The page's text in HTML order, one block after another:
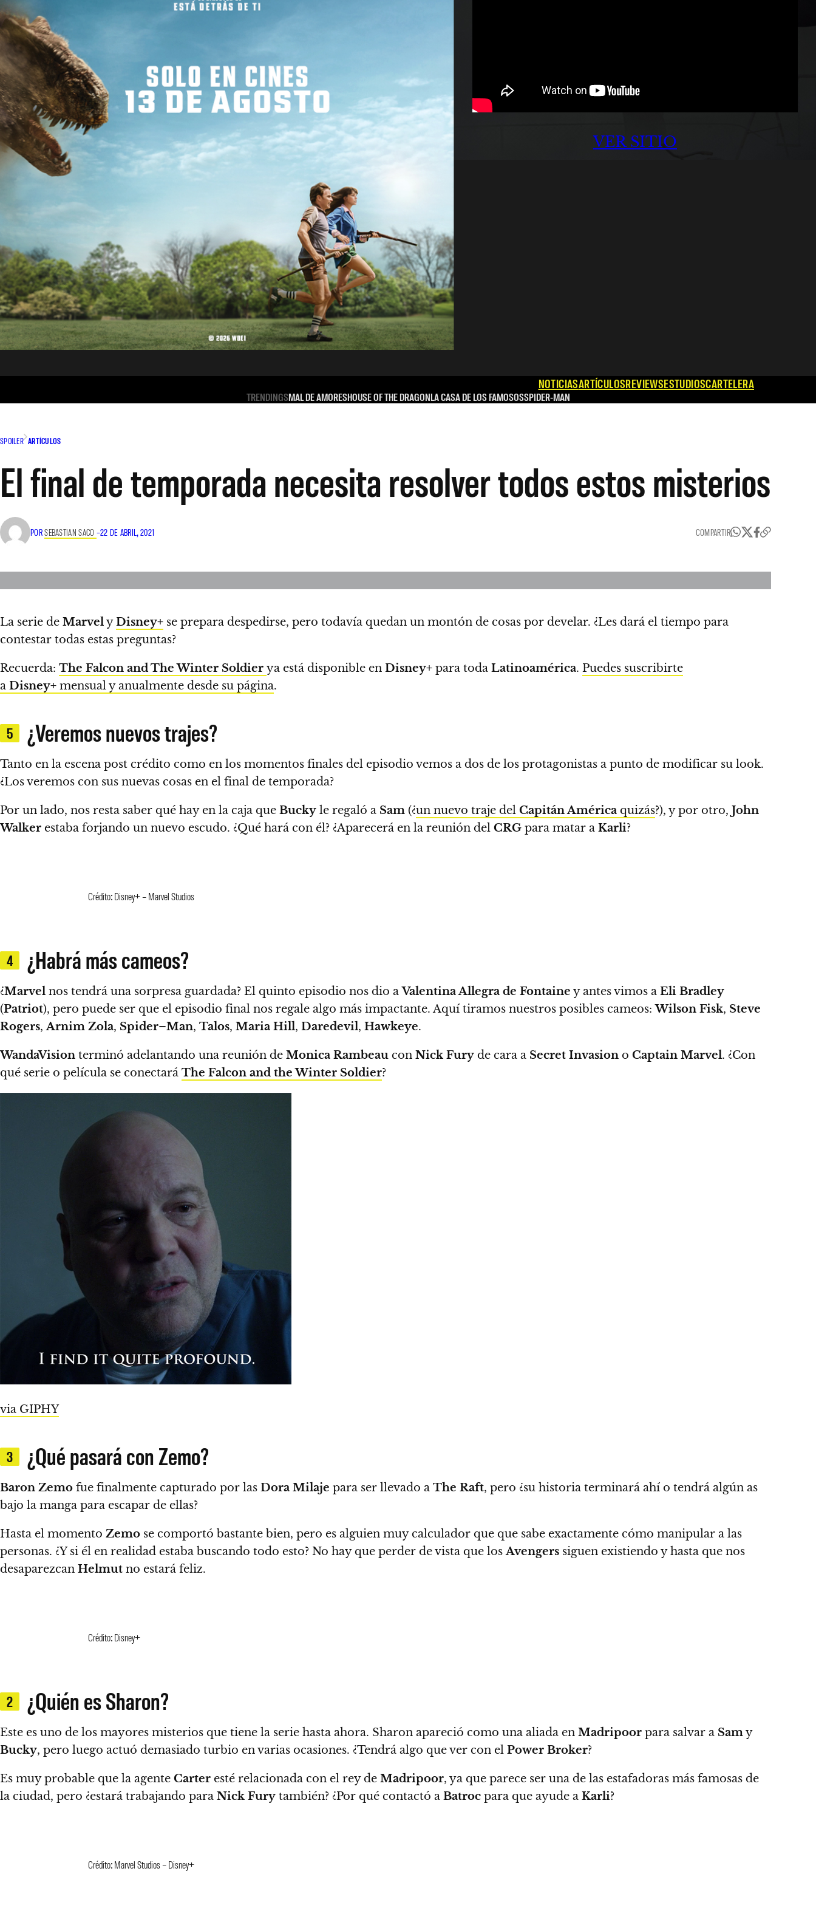
VER SITIO
NOTICIASARTÍCULOSREVIEWSESTUDIOSCARTELERA
TRENDINGSMAL DE AMORESHOUSE OF THE DRAGONLA CASA DE LOS FAMOSOSSPIDER-MAN
SPOILER ARTÍCULOS
El final de temporada necesita resolver todos estos misterios
PORSEBASTIAN SACO –22 DE ABRIL, 2021 COMPARTIR
La serie de MarvelyDisney+ se prepara despedirse, pero todavía quedan un montón de cosas por develar. ¿Les dará el tiempo para
contestar todas estas preguntas?
Recuerda: The Falcon and The Winter Soldier ya está disponible en Disney+ para toda Latinoamérica. Puedes suscribirte
a Disney+ mensual y anualmente desde su página.
5 ¿Veremos nuevos trajes?
Tanto en la escena post crédito como en los momentos finales del episodio vemos a dos de los protagonistas a punto de modificar su look.
¿Los veremos con sus nuevas cosas en el final de temporada?
Por un lado, nos resta saber qué hay en la caja que Bucky le regaló a Sam (¿un nuevo traje del Capitán América quizás?), y por otro, John
Walker estaba forjando un nuevo escudo. ¿Qué hará con él? ¿Aparecerá en la reunión del CRG para matar a Karli?
Crédito: Disney+ – Marvel Studios
4 ¿Habrá más cameos?
¿Marvel nos tendrá una sorpresa guardada? El quinto episodio nos dio aValentina Allegra de Fontaine y antes vimos a Eli Bradley
(Patriot), pero puede ser que el episodio final nos regale algo más impactante. Aquí tiramos nuestros posibles cameos:Wilson Fisk, Steve
Rogers,Arnim Zola, Spider–Man, Talos, Maria Hill, Daredevil, Hawkeye.
WandaVision terminó adelantando una reunión de Monica Rambeau con Nick Fury de cara a Secret Invasion o Captain Marvel. ¿Con
qué serie o película se conectará The Falcon and the Winter Soldier?
via GIPHY
3 ¿Qué pasará con Zemo?
Baron Zemo fue finalmente capturado por las Dora Milaje para ser llevado a The Raft, pero ¿su historia terminará ahí o tendrá algún as
bajo la manga para escapar de ellas?
Hasta el momento Zemo se comportó bastante bien, pero es alguien muy calculador que que sabe exactamente cómo manipular a las
personas. ¿Y si él en realidad estaba buscando todo esto? No hay que perder de vista que losAvengers siguen existiendo y hasta que nos
desaparezcan Helmut no estará feliz.
Crédito: Disney+
2 ¿Quién es Sharon?
Este es uno de los mayores misterios que tiene la serie hasta ahora. Sharon apareció como una aliada en Madripoor para salvar a Samy
Bucky, pero luego actuó demasiado turbio en varias ocasiones. ¿Tendrá algo que ver con el Power Broker?
Es muy probable que la agente Carter esté relacionada con el rey de Madripoor, ya que parece ser una de las estafadoras más famosas de
la ciudad, pero ¿estará trabajando para Nick Fury también? ¿Por qué contactó a Batroc para que ayude a Karli?
Crédito: Marvel Studios – Disney+